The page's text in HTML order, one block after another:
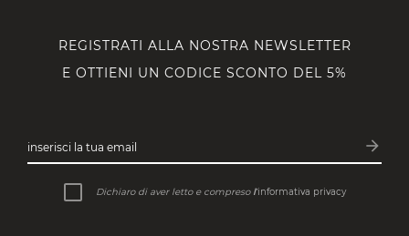
REGISTRATI ALLA NOSTRA NEWSLETTER
E OTTIENI UN CODICE SCONTO DEL 5%
inserisci la tua email arrow_forward
Dichiaro di aver letto e compreso l’informativa privacy